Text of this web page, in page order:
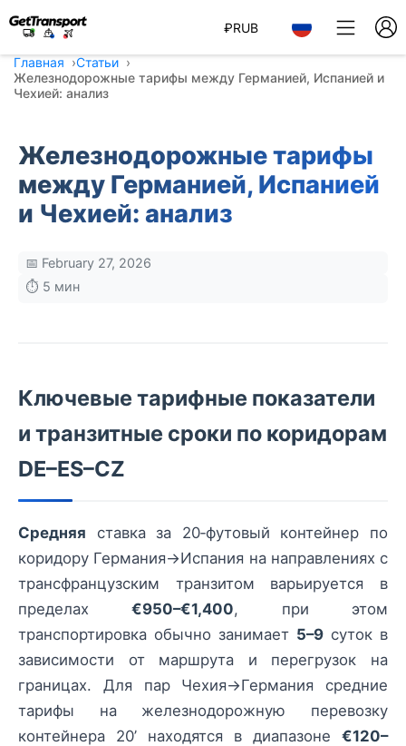
₽RUB
Главная
Статьи
Железнодорожные тарифы между Германией, Испанией и
Чехией: анализ
Железнодорожные тарифы
между Германией, Испанией
и Чехией: анализ
📅 February 27, 2026
⏱️ 5 мин
Ключевые тарифные показатели
и транзитные сроки по коридорам
DE–ES–CZ
Средняя ставка за 20‑футовый контейнер по
коридору Германия→Испания на направлениях с
транс­французским транзитом варьируется в
пределах€950–€1,400, при этом
транспортировка обычно занимает 5–9 суток в
зависимости от маршрута и перегрузок на
границах. Для пар Чехия→Германия средние
тарифы на железнодорожную перевозку
контейнера 20’ находятся в диапазоне €120–